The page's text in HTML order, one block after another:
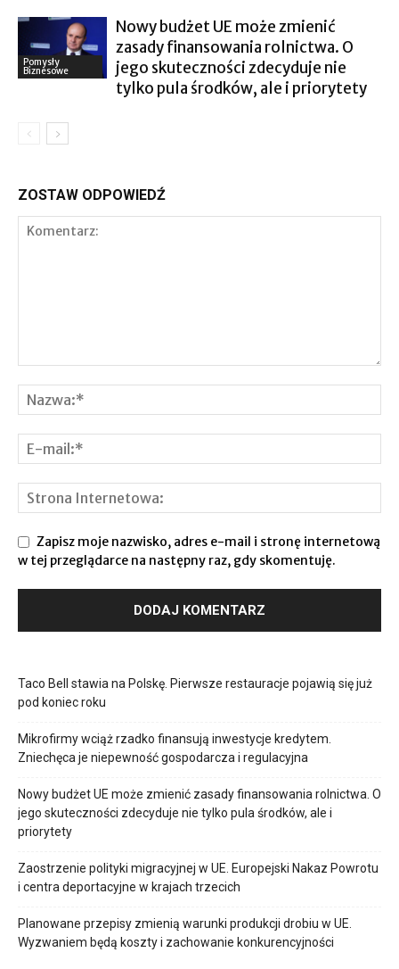
Pomysły
Biznesowe
Nowy budżet UE może zmienić
zasady finansowania rolnictwa. O
jego skuteczności zdecyduje nie
tylko pula środków, ale i priorytety
ZOSTAW ODPOWIEDŹ
Zapisz moje nazwisko, adres e-mail i stronę internetową
w tej przeglądarce na następny raz, gdy skomentuję.
Taco Bell stawia na Polskę. Pierwsze restauracje pojawią się już
pod koniec roku
Mikrofirmy wciąż rzadko finansują inwestycje kredytem.
Zniechęca je niepewność gospodarcza i regulacyjna
Nowy budżet UE może zmienić zasady finansowania rolnictwa. O
jego skuteczności zdecyduje nie tylko pula środków, ale i
priorytety
Zaostrzenie polityki migracyjnej w UE. Europejski Nakaz Powrotu
i centra deportacyjne w krajach trzecich
Planowane przepisy zmienią warunki produkcji drobiu w UE.
Wyzwaniem będą koszty i zachowanie konkurencyjności